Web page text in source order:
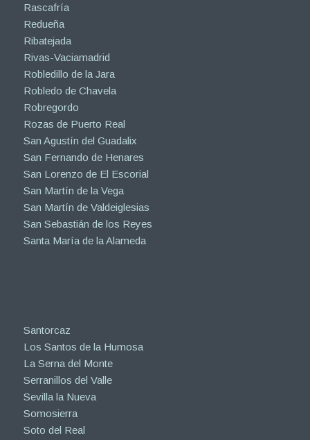
Rascafría
Redueña
Ribatejada
Rivas-Vaciamadrid
Robledillo de la Jara
Robledo de Chavela
Robregordo
Rozas de Puerto Real
San Agustín del Guadalix
San Fernando de Henares
San Lorenzo de El Escorial
San Martín de la Vega
San Martín de Valdeiglesias
San Sebastián de los Reyes
Santa María de la Alameda
Santorcaz
Los Santos de la Humosa
La Serna del Monte
Serranillos del Valle
Sevilla la Nueva
Somosierra
Soto del Real